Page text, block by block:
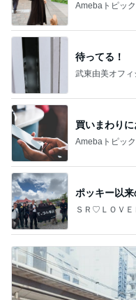
Amebaトピッ
待ってる！
武東由美オフィ
買いまわり
Amebaトピッ
ポッキー以
ＳＲ♡ＬＯＶＥ